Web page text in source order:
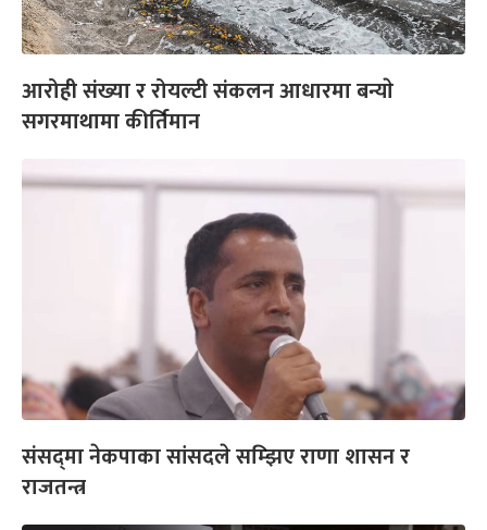
आरोही संख्या र रोयल्टी संकलन आधारमा बन्याे
सगरमाथामा कीर्तिमान
संसद्‌मा नेकपाका सांसदले सम्झिए राणा शासन र
राजतन्त्र